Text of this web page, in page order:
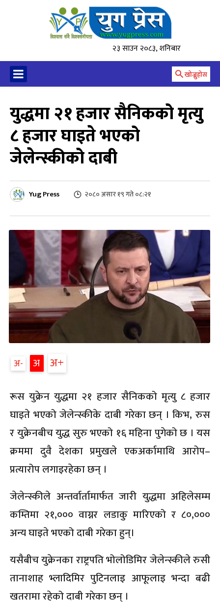
२३ साउन २०८३, शनिबार
खोज्नुहोस
युद्धमा २१ हजार सैनिकको मृत्यु
८ हजार घाइते भएको
जेलेन्स्कीको दाबी
Yug Press २०८० असार १९ गते ०८:२१
अ अ अ
रूस युक्रेन युद्धमा २१ हजार सैनिकको मृत्यु ८ हजार
घाइते भएको जेलेन्स्कीके दाबी गरेका छन् । किभ, रुस
र युक्रेनबीच युद्ध सुरु भएको १६ महिना पुगेको छ । यस
क्रममा दुवै देशका प्रमुखले एकअर्कामाथि आरोप–
प्रत्यारोप लगाइरहेका छन् ।
जेलेन्स्कीले अन्तर्वार्तामार्फत जारी युद्धमा अहिलेसम्म
कम्तिमा २१,००० वाग्नर लडाकु मारिएको र ८०,०००
अन्य घाइते भएको दाबी गरेका हुन्।
यसैबीच युक्रेनका राष्ट्रपति भोलोडिमिर जेलेन्स्कीले रुसी
तानाशाह भ्लादिमिर पुटिनलाइ आफूलाइ भन्दा बढी
खतरामा रहेको दाबी गरेका छन् ।